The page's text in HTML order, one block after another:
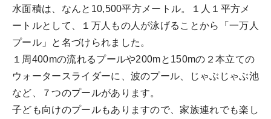
水面積は、なんと10,500平方メートル。１人１平方メ
ートルとして、１万人もの人が泳げることから「一万人
プール」と名づけられました。
１周400mの流れるプールや200mと150mの２本立ての
ウォータースライダーに、波のプール、じゃぶじゃぶ池
など、７つのプールがあります。
子ども向けのプールもありますので、家族連れでも楽し